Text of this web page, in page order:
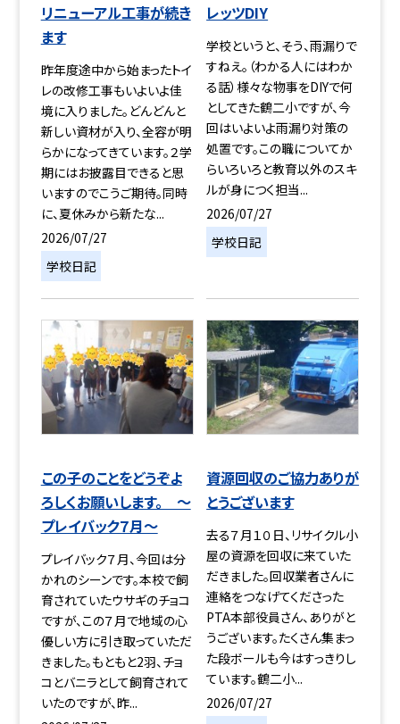
リニューアル工事が続き
ます
昨年度途中から始まったトイ
レの改修工事もいよいよ佳
境に入りました。どんどんと
新しい資材が入り、全容が明
らかになってきています。２学
期にはお披露目できると思
いますのでこうご期待。同時
に、夏休みから新たな...
2026/07/27
学校日記
レッツDIY
学校というと、そう、雨漏りで
すねえ。（わかる人にはわか
る話）様々な物事をDIYで何
としてきた鶴二小ですが、今
回はいよいよ雨漏り対策の
処置です。この職についてか
らいろいろと教育以外のスキ
ルが身につく担当...
2026/07/27
学校日記
この子のことをどうぞよ
ろしくお願いします。 ～
プレイバック７月～
プレイバック７月、今回は分
かれのシーンです。本校で飼
育されていたウサギのチョコ
ですが、この７月で地域の心
優しい方に引き取っていただ
きました。もともと2羽、チョ
コとバニラとして飼育されて
いたのですが、昨...
資源回収のご協力ありが
とうございます
去る７月１０日、リサイクル小
屋の資源を回収に来ていた
だきました。回収業者さんに
連絡をつなげてくださった
PTA本部役員さん、ありがと
うございます。たくさん集まっ
た段ボールも今はすっきりし
ています。鶴二小...
2026/07/27